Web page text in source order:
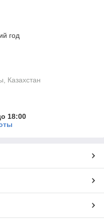
год
Казахстан
18:00